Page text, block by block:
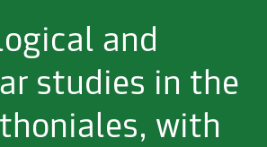
and
studies in the
with